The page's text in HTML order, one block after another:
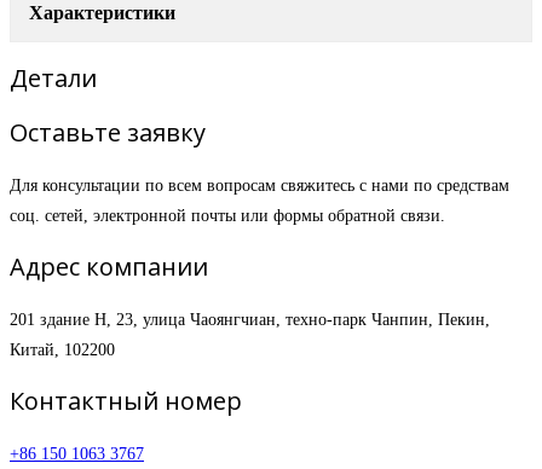
Характеристики
Детали
Оставьте заявку
Для консультации по всем вопросам свяжитесь с нами по средствам
соц. сетей, электронной почты или формы обратной связи.
Адрес компании
201 здание H, 23, улица Чаоянгчиан, техно-парк Чанпин, Пекин,
Китай, 102200
Контактный номер
+86 150 1063 3767